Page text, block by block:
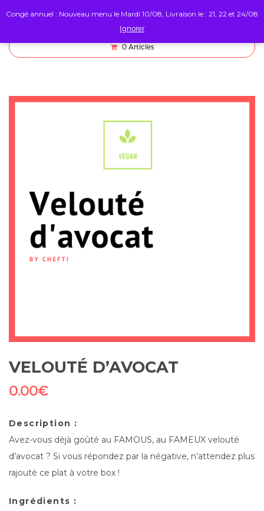
0 Articles
VELOUTÉ D’AVOCAT
0.00€
Description :
Avez-vous déjà goûté au FAMOUS, au FAMEUX velouté
d’avocat ? Si vous répondez par la négative, n’attendez plus
rajouté ce plat à votre box !
Ingrédients :
Congé annuel : Nouveau menu le Mardi 10/08, Livraison le : 21, 22 et 24/08
Ignorer